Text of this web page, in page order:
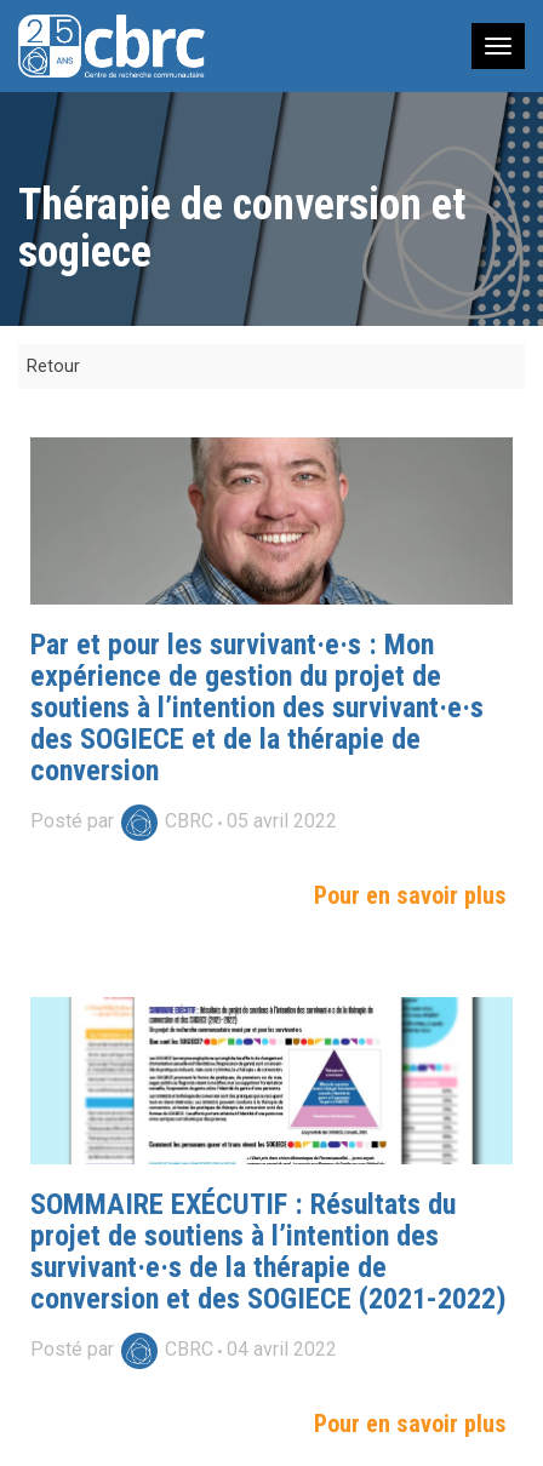
à
Thérapie de conversion et
sogiece
Retour
Par et pour les survivant·e·s : Mon
expérience de gestion du projet de
soutiens à l’intention des survivant·e·s
des SOGIECE et de la thérapie de
conversion
Posté par CBRC 05 avril 2022
Pour en savoir plus
SOMMAIRE EXÉCUTIF : Résultats du
projet de soutiens à l’intention des
survivant·e·s de la thérapie de
conversion et des SOGIECE (2021-2022)
Posté par CBRC 04 avril 2022
Pour en savoir plus